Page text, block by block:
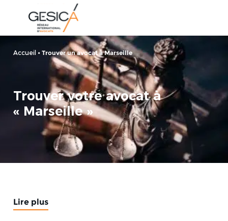
Accueil • Trouver un avocat à Marseille
Trouver votre avocat à
« Marseille »
Lire plus